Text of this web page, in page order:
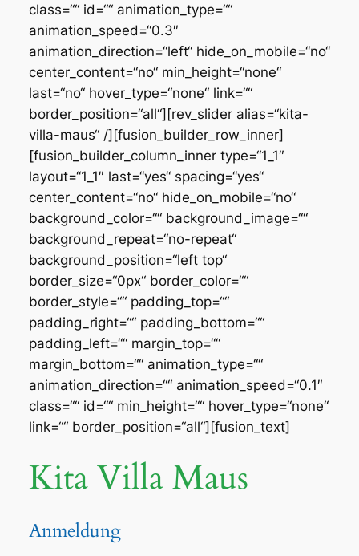
class=““ id=““ animation_type=““
animation_speed=“0.3″
animation_direction=“left“ hide_on_mobile=“no“
center_content=“no“ min_height=“none“
last=“no“ hover_type=“none“ link=““
border_position=“all“][rev_slider alias=“kita-
villa-maus“ /][fusion_builder_row_inner]
[fusion_builder_column_inner type=“1_1″
layout=“1_1″ last=“yes“ spacing=“yes“
center_content=“no“ hide_on_mobile=“no“
background_color=““ background_image=““
background_repeat=“no-repeat“
background_position=“left top“
border_size=“0px“ border_color=““
border_style=““ padding_top=““
padding_right=““ padding_bottom=““
padding_left=““ margin_top=““
margin_bottom=““ animation_type=““
animation_direction=““ animation_speed=“0.1″
class=““ id=““ min_height=““ hover_type=“none“
link=““ border_position=“all“][fusion_text]
Kita Villa Maus
Anmeldung